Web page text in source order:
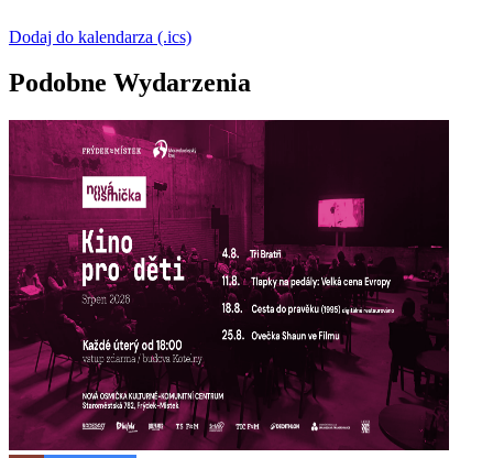
Dodaj do kalendarza (.ics)
Podobne Wydarzenia